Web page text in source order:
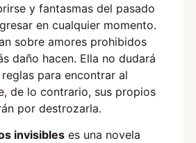
y fantasmas del pasado
en cualquier momento.
sobre amores prohibidos
daño hacen. Ella no dudará
para encontrar al
de lo contrario, sus propios
por destrozarla.
invisibles es una novela